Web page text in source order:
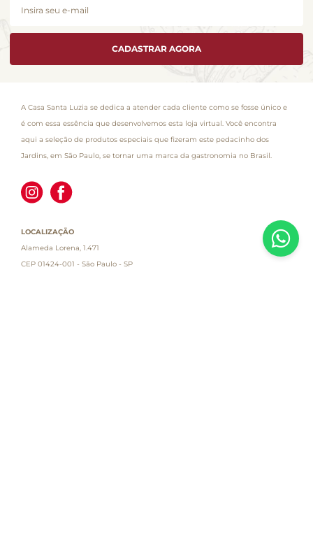
CADASTRAR AGORA
A Casa Santa Luzia se dedica a atender cada cliente como se fosse único e
é com essa essência que desenvolvemos esta loja virtual. Você encontra
aqui a seleção de produtos especiais que fizeram este pedacinho dos
Jardins, em São Paulo, se tornar uma marca da gastronomia no Brasil.
LOCALIZAÇÃO
Alameda Lorena, 1.471
CEP 01424-001 - São Paulo - SP